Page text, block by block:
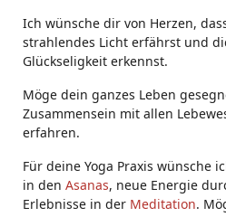
Ich wünsche dir von Herzen,
strahlendes Licht erfährst und
Glückseligkeit erkennst.
Möge dein ganzes Leben
Zusammensein mit allen
erfahren.
Für deine Yoga Praxis wünsche
in den Asanas, neue Energie
Erlebnisse in der Meditation.